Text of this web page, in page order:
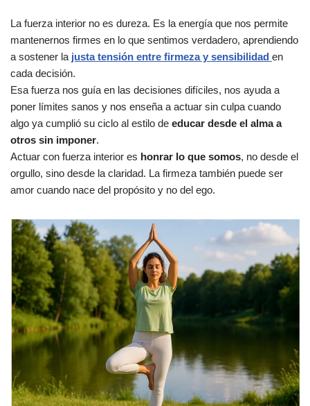
La fuerza interior no es dureza. Es la energía que nos permite
mantenernos firmes en lo que sentimos verdadero, aprendiendo
a sostener la justa tensión entre firmeza y sensibilidad en
cada decisión.
Esa fuerza nos guía en las decisiones difíciles, nos ayuda a
poner límites sanos y nos enseña a actuar sin culpa cuando
algo ya cumplió su ciclo al estilo de educar desde el alma a
otros sin imponer.
Actuar con fuerza interior es honrar lo que somos, no desde el
orgullo, sino desde la claridad. La firmeza también puede ser
amor cuando nace del propósito y no del ego.